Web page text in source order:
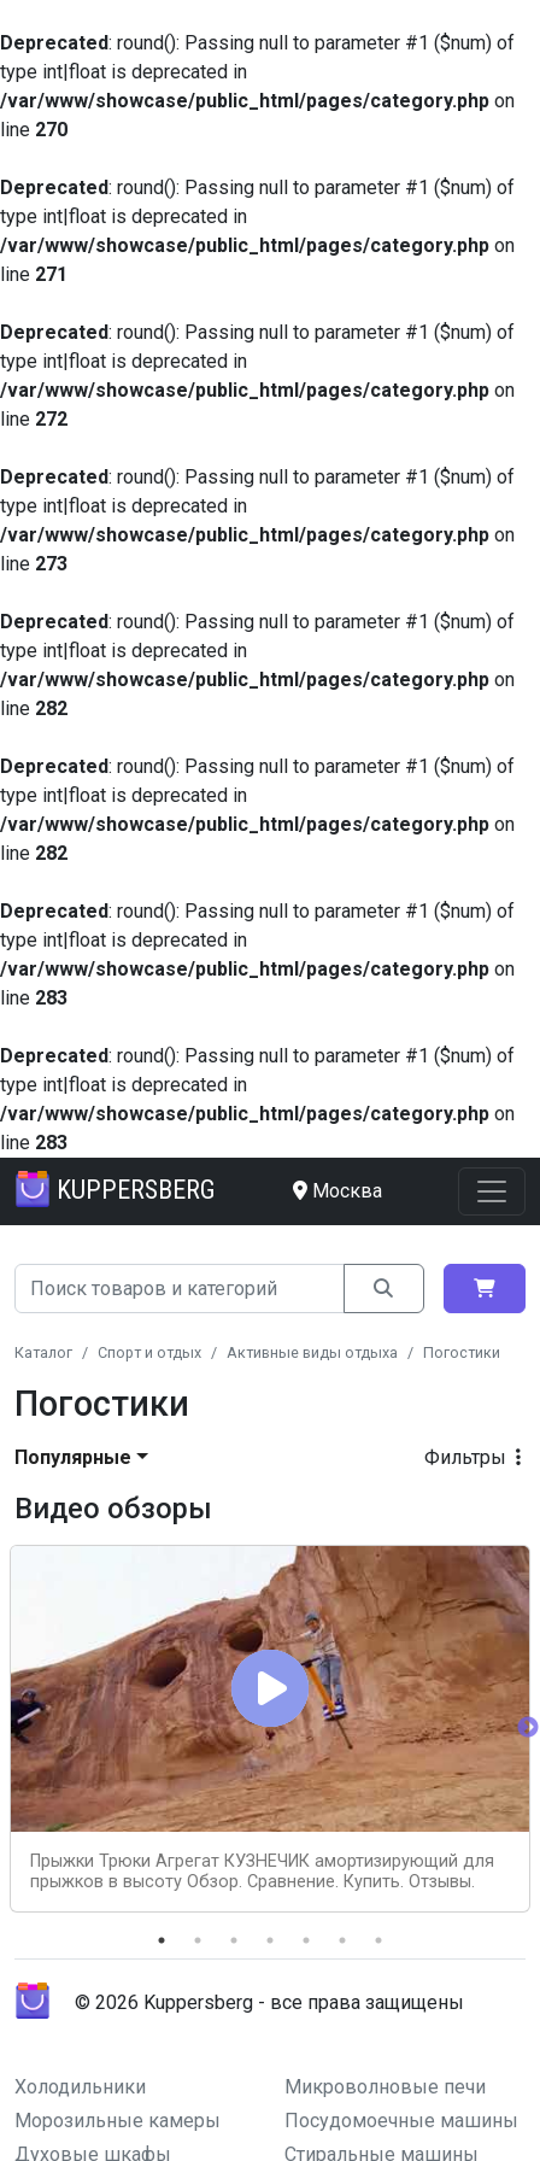
Deprecated: round(): Passing null to parameter #1 ($num) of
type int|float is deprecated in
/var/www/showcase/public_html/pages/category.php on
line 270
Deprecated: round(): Passing null to parameter #1 ($num) of
type int|float is deprecated in
/var/www/showcase/public_html/pages/category.php on
line 271
Deprecated: round(): Passing null to parameter #1 ($num) of
type int|float is deprecated in
/var/www/showcase/public_html/pages/category.php on
line 272
Deprecated: round(): Passing null to parameter #1 ($num) of
type int|float is deprecated in
/var/www/showcase/public_html/pages/category.php on
line 273
Deprecated: round(): Passing null to parameter #1 ($num) of
type int|float is deprecated in
/var/www/showcase/public_html/pages/category.php on
line 282
Deprecated: round(): Passing null to parameter #1 ($num) of
type int|float is deprecated in
/var/www/showcase/public_html/pages/category.php on
line 282
Deprecated: round(): Passing null to parameter #1 ($num) of
type int|float is deprecated in
/var/www/showcase/public_html/pages/category.php on
line 283
Deprecated: round(): Passing null to parameter #1 ($num) of
type int|float is deprecated in
/var/www/showcase/public_html/pages/category.php on
line 283
KUPPERSBERG Москва
Каталог Спорт и отдых Активные виды отдыха Погостики
Погостики
Фильтры
Популярные
Видео обзоры
Прыжки Трюки Агрегат КУЗНЕЧИК амортизирующий для
прыжков в высоту Обзор. Сравнение. Купить. Отзывы.
© 2026 Kuppersberg - все права защищены
Холодильники
Микроволновые печи
Морозильные камеры
Посудомоечные машины
Духовые шкафы
Стиральные машины